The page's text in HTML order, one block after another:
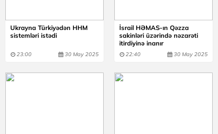
Ukrayna Türkiyədən HHM
sistemləri istədi
23:00 30 May 2025
İsrail HƏMAS-ın Qəzza
sakinləri üzərində nəzarəti
itirdiyinə inanır
22:40 30 May 2025